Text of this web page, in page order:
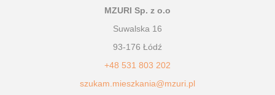
MZURI Sp. z o.o
Suwalska 16
93-176 Łódź
+48 531 803 202
szukam.mieszkania@mzuri.pl